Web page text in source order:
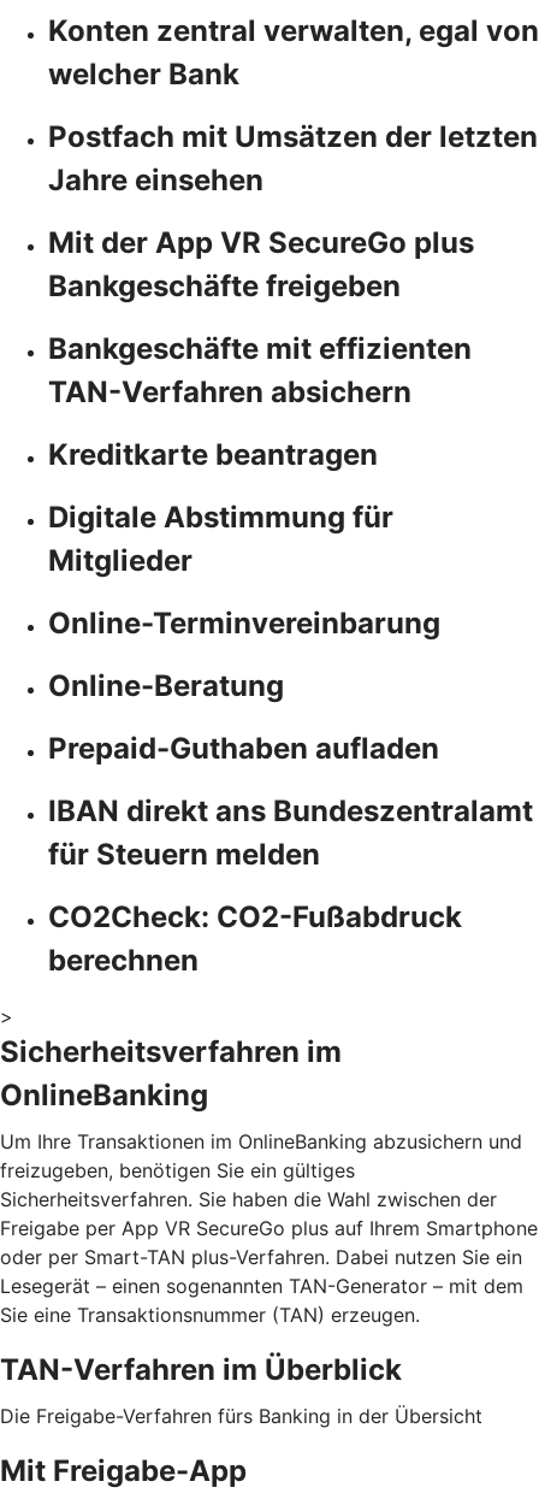
Konten zentral verwalten, egal von
welcher Bank
Postfach mit Umsätzen der letzten
Jahre einsehen
Mit der App VR SecureGo plus
Bankgeschäfte freigeben
Bankgeschäfte mit effizienten
TAN-Verfahren absichern
Kreditkarte beantragen
Digitale Abstimmung für
Mitglieder
Online-Terminvereinbarung
Online-Beratung
Prepaid-Guthaben aufladen
IBAN direkt ans Bundeszentralamt
für Steuern melden
CO2Check: CO2-Fußabdruck
berechnen
>
Sicherheitsverfahren im
OnlineBanking
Um Ihre Transaktionen im OnlineBanking abzusichern und
freizugeben, benötigen Sie ein gültiges
Sicherheitsverfahren. Sie haben die Wahl zwischen der
Freigabe per App VR SecureGo plus auf Ihrem Smartphone
oder per Smart-TAN plus-Verfahren. Dabei nutzen Sie ein
Lesegerät – einen sogenannten TAN-Generator – mit dem
Sie eine Transaktionsnummer (TAN) erzeugen.
TAN-Verfahren im Überblick
Die Freigabe-Verfahren fürs Banking in der Übersicht
Mit Freigabe-App